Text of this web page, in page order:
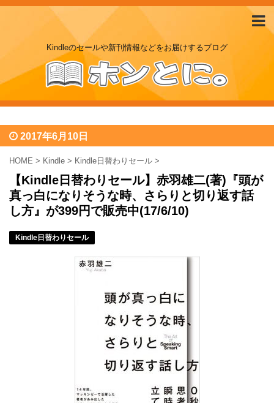
Kindleのセールや新刊情報などをお届けするブログ
2017年6月10日
HOME > Kindle > Kindle日替わりセール >
【Kindle日替わりセール】赤羽雄二(著)『頭が
真っ白になりそうな時、さらりと切り返す話
し方』が399円で販売中(17/6/10)
Kindle日替わりセール